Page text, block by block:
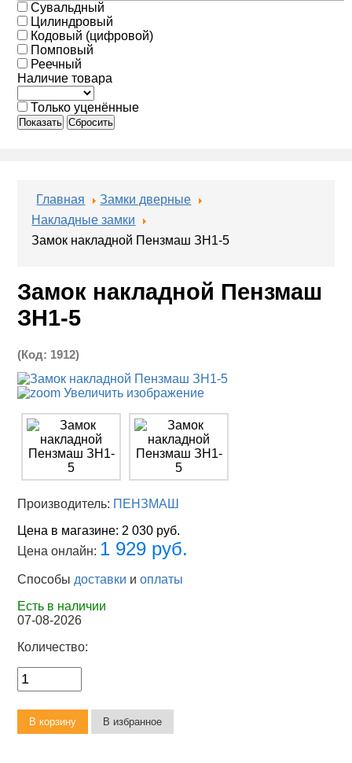
Сувальдный
Цилиндровый
Кодовый (цифровой)
Помповый
Реечный
Наличие товара
Только уценённые
Показать Сбросить
Главная
Замки дверные
Накладные замки
Замок накладной Пензмаш ЗН1-5
Замок накладной Пензмаш
ЗН1-5
(Код: 1912)
Увеличить изображение
Производитель: ПЕНЗМАШ
Цена в магазине: 2 030 руб.
Цена онлайн: 1 929 руб.
Способы доставки иоплаты
Есть в наличии
07-08-2026
Количество: